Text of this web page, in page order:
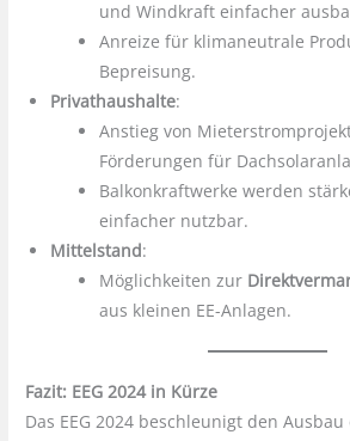
und Windkraft einfacher
Anreize für klimaneutrale
Bepreisung.
Privathaushalte:
Anstieg von
Förderungen für
Balkonkraftwerke werden
einfacher nutzbar.
Mittelstand:
Möglichkeiten zur
aus kleinen EE-Anlagen.
Fazit: EEG 2024 in Kürze
Das EEG 2024 beschleunigt den